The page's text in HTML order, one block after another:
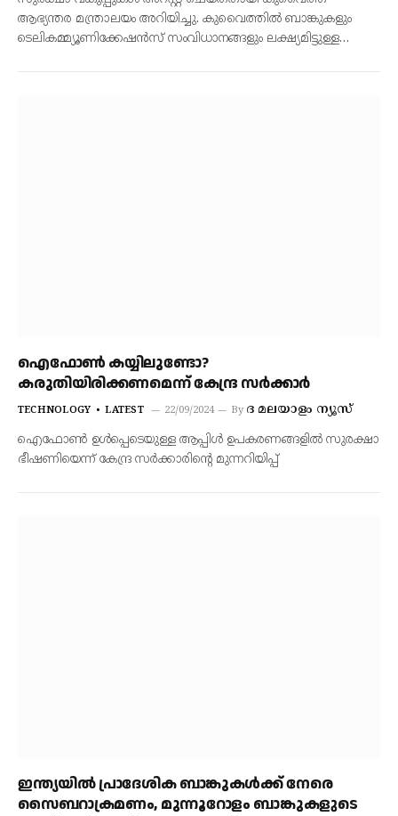
ആഭ്യന്തര മന്ത്രാലയം അറിയിച്ചു. കുവൈത്തില്‍ ബാങ്കുകളും
ടെലികമ്മ്യൂണിക്കേഷന്‍സ് സംവിധാനങ്ങളും ലക്ഷ്യമിട്ടുള്ള…
ഐഫോൺ കയ്യിലുണ്ടോ?
കരുതിയിരിക്കണമെന്ന് കേന്ദ്ര സർക്കാർ
TECHNOLOGY LATEST 22/09/2024 By ദ മലയാളം ന്യൂസ്
ഐഫോൺ ഉൾപ്പെടെയുള്ള ആപ്പിള്‍ ഉപകരണങ്ങളിൽ സുരക്ഷാ
ഭീഷണിയെന്ന് കേന്ദ്ര സര്‍ക്കാരിന്റെ മുന്നറിയിപ്പ്
ഇന്ത്യയിൽ പ്രാദേശിക ബാങ്കുകൾക്ക് നേരെ
സൈബറാക്രമണം, മുന്നൂറോളം ബാങ്കുകളുടെ